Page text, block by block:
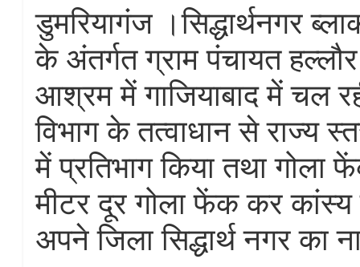
डुमरियागंज ।सिद्धार्थनगर
के अंतर्गत ग्राम पंचायत
आश्रम में गाजियाबाद में चल
विभाग के तत्वाधान से राज्य
में प्रतिभाग किया तथा
मीटर दूर गोला फेंक कर
अपने जिला सिद्धार्थ नगर का